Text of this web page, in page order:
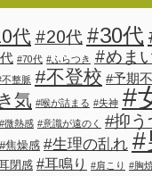
代 #20代 #30代
#70代 #ふらつき #めま
不整脈 #不登校 #予期
気 #喉が詰まる #失神 #
#微熱感 #意識が遠のく #抑う
#焦燥感 #生理の乱れ #
閉感 #耳鳴り #肩こり #胸